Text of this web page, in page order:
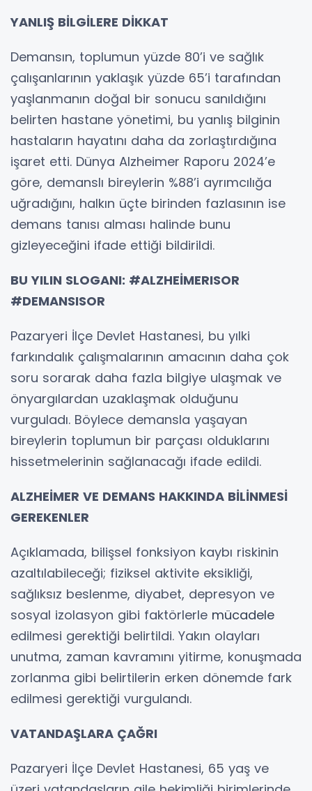
YANLIŞ BİLGİLERE DİKKAT
Demansın, toplumun yüzde 80’i ve sağlık
çalışanlarının yaklaşık yüzde 65’i tarafından
yaşlanmanın doğal bir sonucu sanıldığını
belirten hastane yönetimi, bu yanlış bilginin
hastaların hayatını daha da zorlaştırdığına
işaret etti. Dünya Alzheimer Raporu 2024’e
göre, demanslı bireylerin %88’i ayrımcılığa
uğradığını, halkın üçte birinden fazlasının ise
demans tanısı alması halinde bunu
gizleyeceğini ifade ettiği bildirildi.
BU YILIN SLOGANI: #ALZHEİMERISOR
#DEMANSISOR
Pazaryeri İlçe Devlet Hastanesi, bu yılki
farkındalık çalışmalarının amacının daha çok
soru sorarak daha fazla bilgiye ulaşmak ve
önyargılardan uzaklaşmak olduğunu
vurguladı. Böylece demansla yaşayan
bireylerin toplumun bir parçası olduklarını
hissetmelerinin sağlanacağı ifade edildi.
ALZHEİMER VE DEMANS HAKKINDA BİLİNMESİ
GEREKENLER
Açıklamada, bilişsel fonksiyon kaybı riskinin
azaltılabileceği; fiziksel aktivite eksikliği,
sağlıksız beslenme, diyabet, depresyon ve
sosyal izolasyon gibi faktörlerle mücadele
edilmesi gerektiği belirtildi. Yakın olayları
unutma, zaman kavramını yitirme, konuşmada
zorlanma gibi belirtilerin erken dönemde fark
edilmesi gerektiği vurgulandı.
VATANDAŞLARA ÇAĞRI
Pazaryeri İlçe Devlet Hastanesi, 65 yaş ve